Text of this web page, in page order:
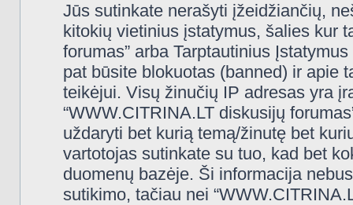
Jūs sutinkate nerašyti įžeidžiančių,
kitokių vietinius įstatymus, šalies kur
forumas” arba Tarptautinius
pat būsite blokuotas (banned) ir apie
teikėjui. Visų žinučių IP adresas yra
“WWW.CITRINA.LT diskusijų
uždaryti bet kurią temą/žinutę bet
vartotojas sutinkate su tuo, kad bet
duomenų bazėje. Ši informacija
sutikimo, tačiau nei